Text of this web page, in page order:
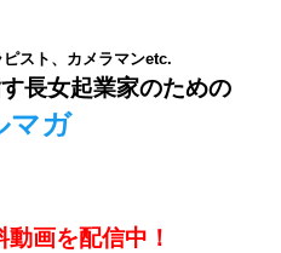
スト、カメラマンetc.
長女起業家のための
マガ
画を配信中！